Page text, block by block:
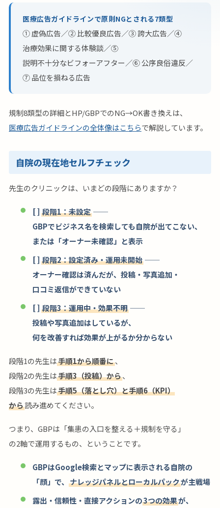
医療広告ガイドラインで原則NGとされる7類型
① 虚偽広告／② 比較優良広告／③ 誇大広告／④
治療効果に関する体験談／⑤
説明不十分なビフォーアフター／⑥ 公序良俗違反／
⑦ 品位を損ねる広告
規制8類型の詳細とHP/GBPでのNG→OK書き換えは、
医療広告ガイドラインの全体像はこちらで解説しています。
自院の現在地セルフチェック
先生のクリニックは、いまどの段階にありますか？
[ ] 段階1：未設定 ──
GBPでビジネス名を検索しても自院が出てこない、
または「オーナー未確認」と表示
[ ] 段階2：設定済み・運用未開始 ──
オーナー確認は済んだが、投稿・写真追加・
口コミ返信ができていない
[ ] 段階3：運用中・効果不明 ──
投稿や写真追加はしているが、
何を改善すれば効果が上がるか分からない
段階1の先生は手順1から順番に、
段階2の先生は手順3（投稿）から、
段階3の先生は手順5（落とし穴）と手順6（KPI）
から読み進めてください。
つまり、GBPは「集患の入口を整える＋規制を守る」
の2軸で運用するもの、ということです。
GBPはGoogle検索とマップに表示される自院の
「顔」で、 ナレッジパネルとローカルパックが主戦場
露出・信頼性・直接アクションの3つの効果が、